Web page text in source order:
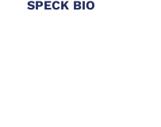
SPECK BIO